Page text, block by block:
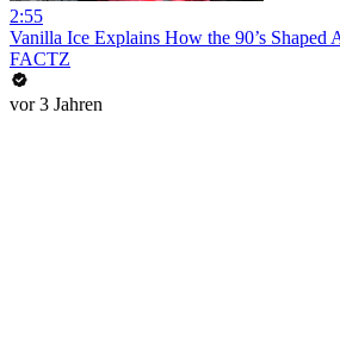
2:55
Vanilla Ice Explains How the 90’s Shaped
FACTZ
vor 3 Jahren